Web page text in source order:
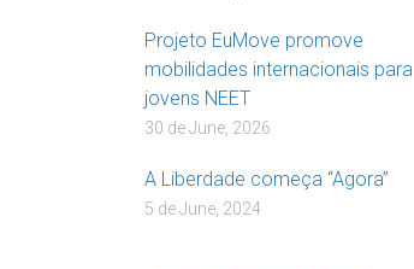
Projeto EuMove promove
mobilidades internacionais para
jovens NEET
30 de June, 2026
A Liberdade começa “Agora”
5 de June, 2024